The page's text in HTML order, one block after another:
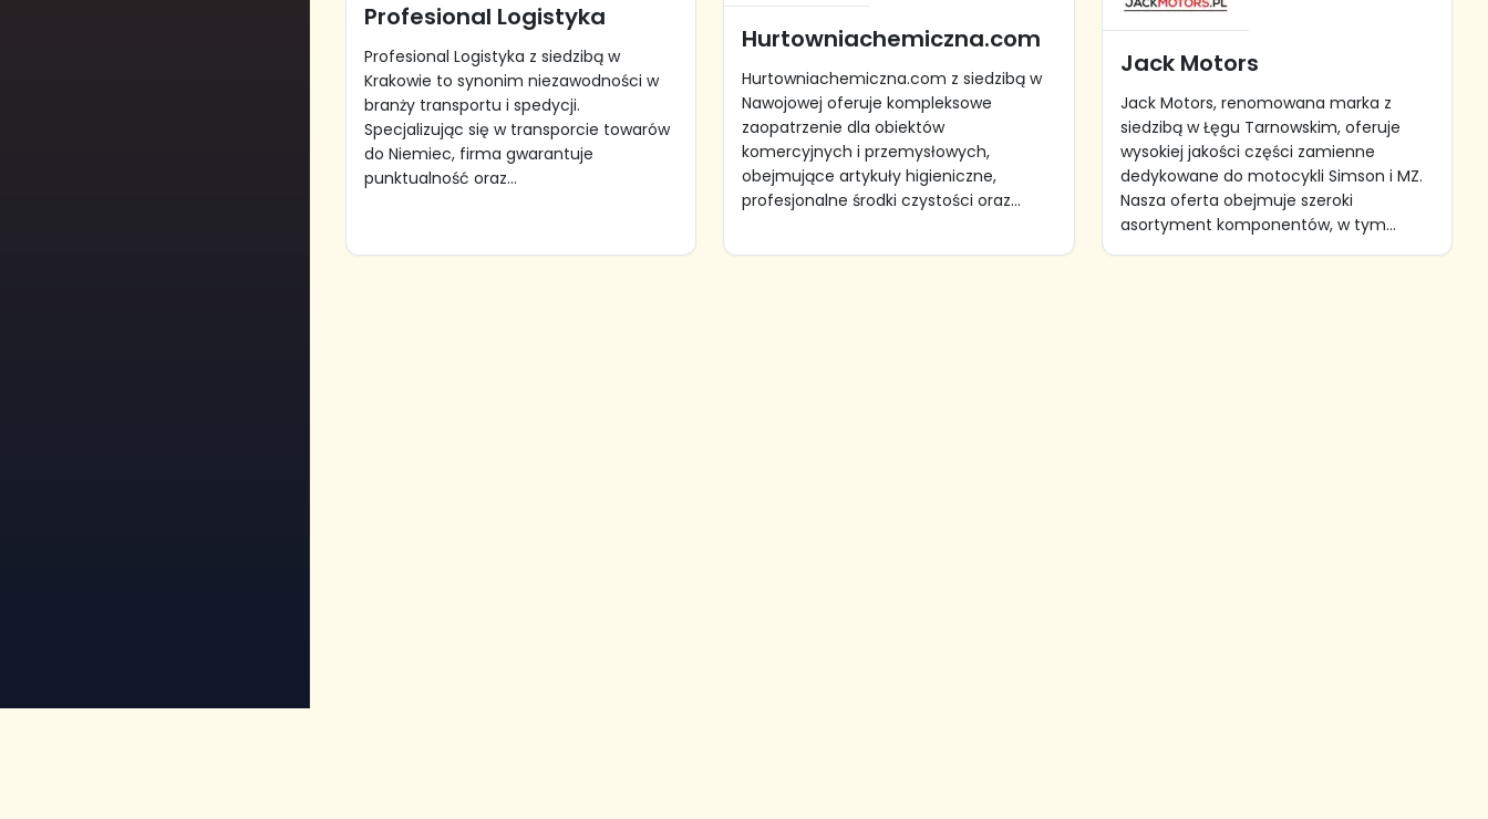
Profesional Logistyka
Profesional Logistyka z siedzibą w
Krakowie to synonim niezawodności w
branży transportu i spedycji.
Specjalizując się w transporcie towarów
do Niemiec, firma gwarantuje
punktualność oraz...
Hurtowniachemiczna.com
Hurtowniachemiczna.com z siedzibą w
Nawojowej oferuje kompleksowe
zaopatrzenie dla obiektów
komercyjnych i przemysłowych,
obejmujące artykuły higieniczne,
profesjonalne środki czystości oraz...
Jack Motors
Jack Motors, renomowana marka z
siedzibą w Łęgu Tarnowskim, oferuje
wysokiej jakości części zamienne
dedykowane do motocykli Simson i MZ.
Nasza oferta obejmuje szeroki
asortyment komponentów, w tym...